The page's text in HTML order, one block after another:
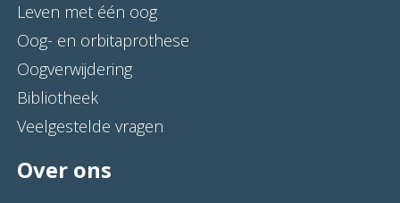
Leven met één oog
Oog- en orbitaprothese
Oogverwijdering
Bibliotheek
Veelgestelde vragen
Over ons